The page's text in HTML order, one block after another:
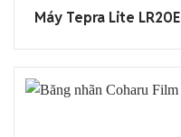
Máy Tepra Lite LR20E